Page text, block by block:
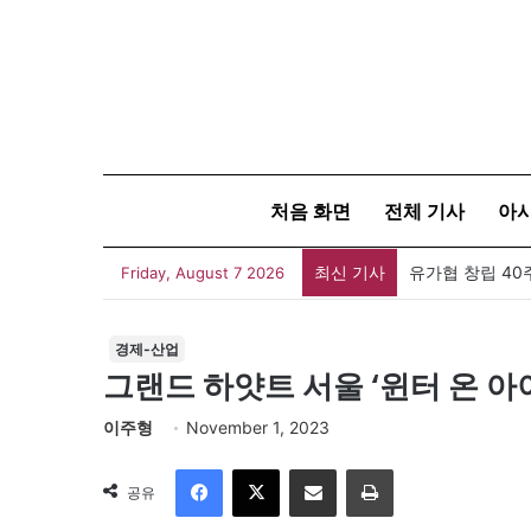
처음 화면 전체 기사 아
Friday, August 7 2026 최신 기사 유가협 창립 40
경제-산업
그랜드 하얏트 서울 ‘윈터 온
이주형 November 1, 2023
공유
이메일